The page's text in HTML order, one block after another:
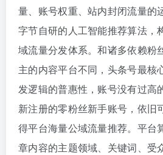
量、账号权重、站内封闭流量的
字节自研的人工智能推荐算法，
域流量分发体系。和诸多依赖粉
主的内容平台不同，头条号最核
发逻辑的普惠性，账号没有过高
新注册的零粉丝新手账号，依旧
得平台海量公域流量推荐。平台
章内容的主题领域、关键词、受